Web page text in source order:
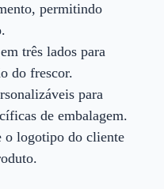
permitindo
três lados para
do frescor.
​​para
de embalagem.
o logotipo do cliente